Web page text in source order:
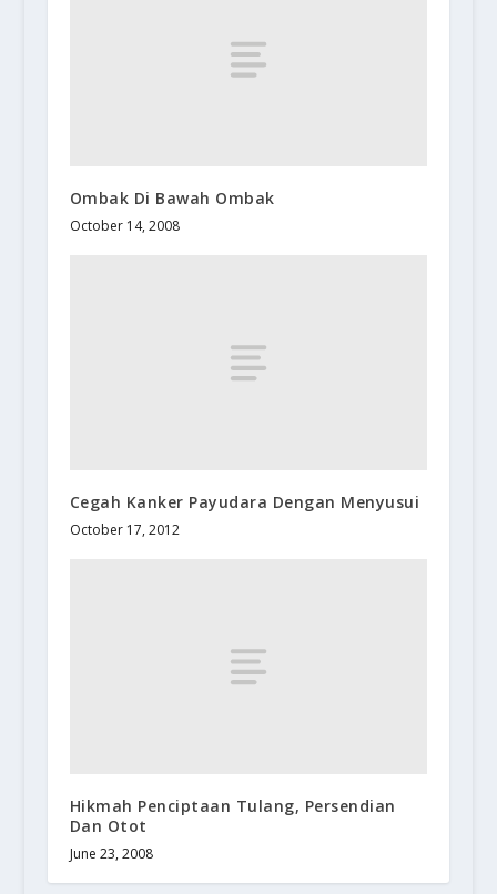
Ombak Di Bawah Ombak
October 14, 2008
Cegah Kanker Payudara Dengan Menyusui
October 17, 2012
Hikmah Penciptaan Tulang, Persendian
Dan Otot
June 23, 2008